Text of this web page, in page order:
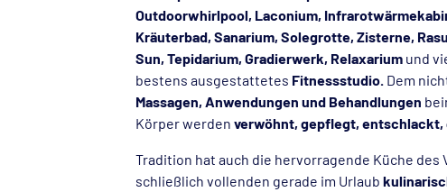
Outdoorwhirlpool, Laconium,
Kräuterbad, Sanarium, Solegrotte, Zisterne,
Sun, Tepidarium, Gradierwerk, Relaxarium und
bestens ausgestattetes Fitnessstudio. Dem
Massagen, Anwendungen und Behandlungen
Körper werden verwöhnt, gepflegt, entschlackt,
Tradition hat auch die hervorragende Küche
schließlich vollenden gerade im Urlaub